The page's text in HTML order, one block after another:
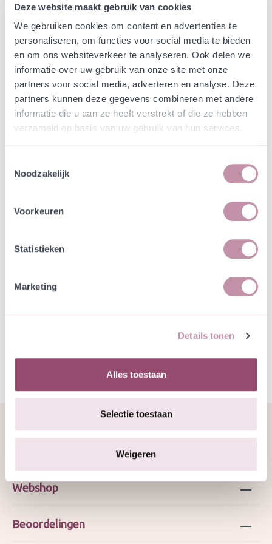
Deze website maakt gebruik van cookies
We gebruiken cookies om content en advertenties te
personaliseren, om functies voor social media te bieden
en om ons websiteverkeer te analyseren. Ook delen we
informatie over uw gebruik van onze site met onze
partners voor social media, adverteren en analyse. Deze
partners kunnen deze gegevens combineren met andere
informatie die u aan ze heeft verstrekt of die ze hebben
verzameld op basis van uw gebruik van hun services.
Noodzakelijk
Voorkeuren
Statistieken
Marketing
Details tonen
Alles toestaan
Selectie toestaan
Weigeren
Speciaalmengsel Prorail-
ATKB Kruidenmengsel
vochtig tot vrij droog, zand,
klei, veen (was 2365A-1)
In een zakje zitten genoeg zaden om
tientallen planten op te kweken.
- + € 0,84
In winkelwagen Bewaren
Natuurvriendelijke kwekerij
Webshop
Beoordelingen